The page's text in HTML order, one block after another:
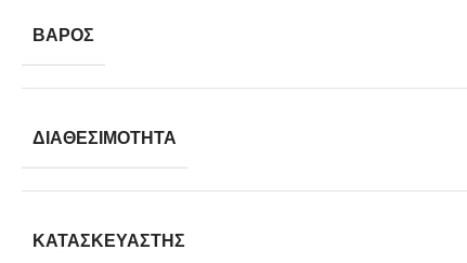
ΒΆΡΟΣ
ΔΙΑΘΕΣΙΜΌΤΗΤΑ
ΚΑΤΑΣΚΕΥΑΣΤΉΣ